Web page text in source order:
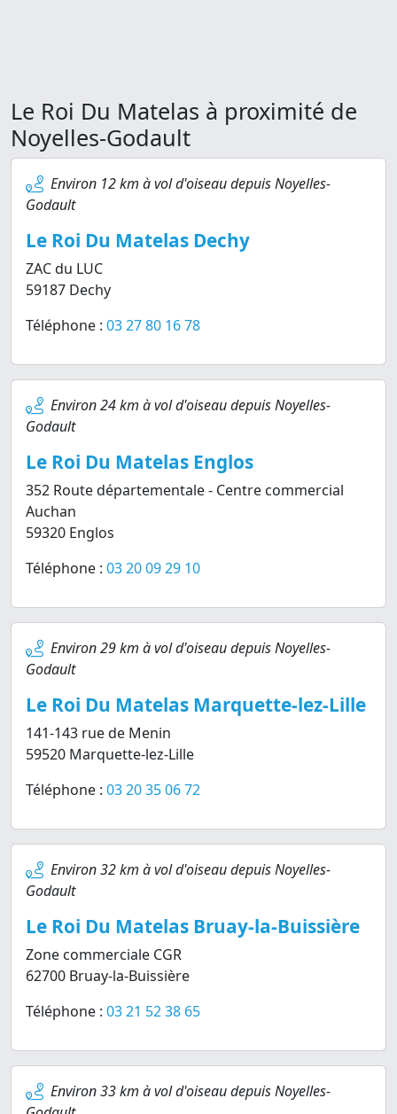
Le Roi Du Matelas à proximité de
Noyelles-Godault
Environ 12 km à vol d'oiseau depuis Noyelles-
Godault
Le Roi Du Matelas Dechy
ZAC du LUC
59187 Dechy
Téléphone : 03 27 80 16 78
Environ 24 km à vol d'oiseau depuis Noyelles-
Godault
Le Roi Du Matelas Englos
352 Route départementale - Centre commercial
Auchan
59320 Englos
Téléphone : 03 20 09 29 10
Environ 29 km à vol d'oiseau depuis Noyelles-
Godault
Le Roi Du Matelas Marquette-lez-Lille
141-143 rue de Menin
59520 Marquette-lez-Lille
Téléphone : 03 20 35 06 72
Environ 32 km à vol d'oiseau depuis Noyelles-
Godault
Le Roi Du Matelas Bruay-la-Buissière
Zone commerciale CGR
62700 Bruay-la-Buissière
Téléphone : 03 21 52 38 65
Environ 33 km à vol d'oiseau depuis Noyelles-